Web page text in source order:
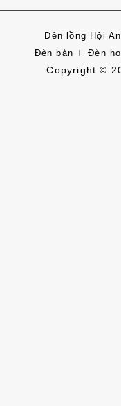
Đèn lồng Hội An
Đèn bàn
Đèn
Copyright ©